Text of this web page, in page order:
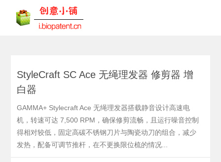
StyleCraft SC Ace 无绳理发器 修剪器 增
白器
GAMMA+ Stylecraft Ace 无绳理发器搭载静音设计高速电
机，转速可达 7,500 RPM，确保修剪流畅，且运行噪音控制
得相对较低，固定高碳不锈钢刀片与陶瓷动刀的组合，减少
发热，配备可调节推杆，在不更换限位梳的情况...